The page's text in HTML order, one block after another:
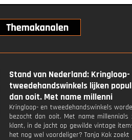
Stand van Nederland: Kringloop-
tweedehandswinkels lijken
dan ooit. Met name millenni
Kringloop- en tweedehandswinkels
bezocht dan ooit. Met name millennials
klant, in de jacht op gewilde vintage
het nog wel voordeliger? Tanja Kok